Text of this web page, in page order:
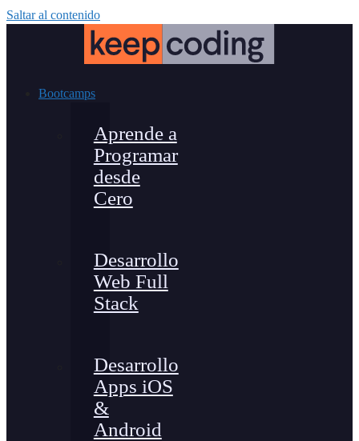
Saltar al contenido
Bootcamps
Aprende a
Programar
desde
Cero
Desarrollo
Web Full
Stack
Desarrollo
Apps iOS
&
Android